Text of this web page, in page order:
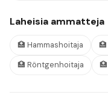
Laheisia ammatteja
🏥 Hammashoitaja 🏥
🏥 Röntgenhoitaja 🏥